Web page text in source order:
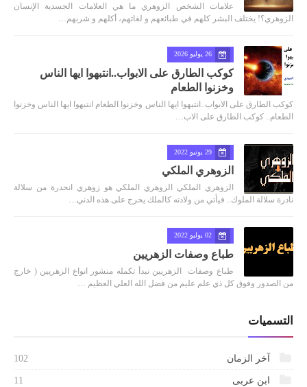
علامات الشخص الزوهري ما هي العلامات الجسدية الإنسان
الزوهري؟! يختلف البشر كلهم في طبائعهم و لغاتهم، أكلهم و شربهم…
26 يوليو 2026
كوكب الطارق على الابواب..انتبهوا ايها الناس
وخزنوا الطعام
كوكب الطارق على الابواب..انتبهوا ايها الناس وخزنوا الطعام انتبهوا ايها الناس وخزنوا
الطعام.. كوكب الطارق على الاب…
29 يونيو 2022
الزوهري الملكي
الزوهري الملكي الزوهري الملكي هو زوهري انحدرة من سلالة
نادرة سلالة الملوك.. فيأتي من ولادته كالملك يخرج على هذه الدني…
02 يوليو 2022
طباع وصفات الزهريين
طباع وصفات الزهريين نبدأ تكمله منشور انواع الزهريين ( خارج
من الصدور وفوق كل ذي علم عليم من فضل الله العلي العظيم …
التسميات
آخر الزمان 102
ابن عربى 11